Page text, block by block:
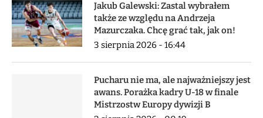
Jakub Galewski: Zastal wybrałem
także ze względu na Andrzeja
Mazurczaka. Chcę grać tak, jak on!
3 sierpnia 2026 - 16:44
Pucharu nie ma, ale najważniejszy jest
awans. Porażka kadry U-18 w finale
Mistrzostw Europy dywizji B